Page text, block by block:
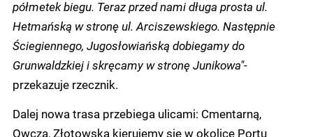
półmetek biegu. Teraz przed nami długa prosta ul.
Hetmańską w stronę ul. Arciszewskiego. Następnie
Ściegiennego, Jugosłowiańską dobiegamy do
Grunwaldzkiej i skręcamy w stronę Junikowa"-
przekazuje rzecznik.
Dalej nowa trasa przebiega ulicami: Cmentarną,
Owczą, Złotowską kierujemy się w okolice Portu